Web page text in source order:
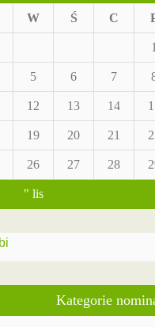
W Ś C
1
5 6 7
12 13 14
19 20 21
26 27 28
" lis
Kategorie